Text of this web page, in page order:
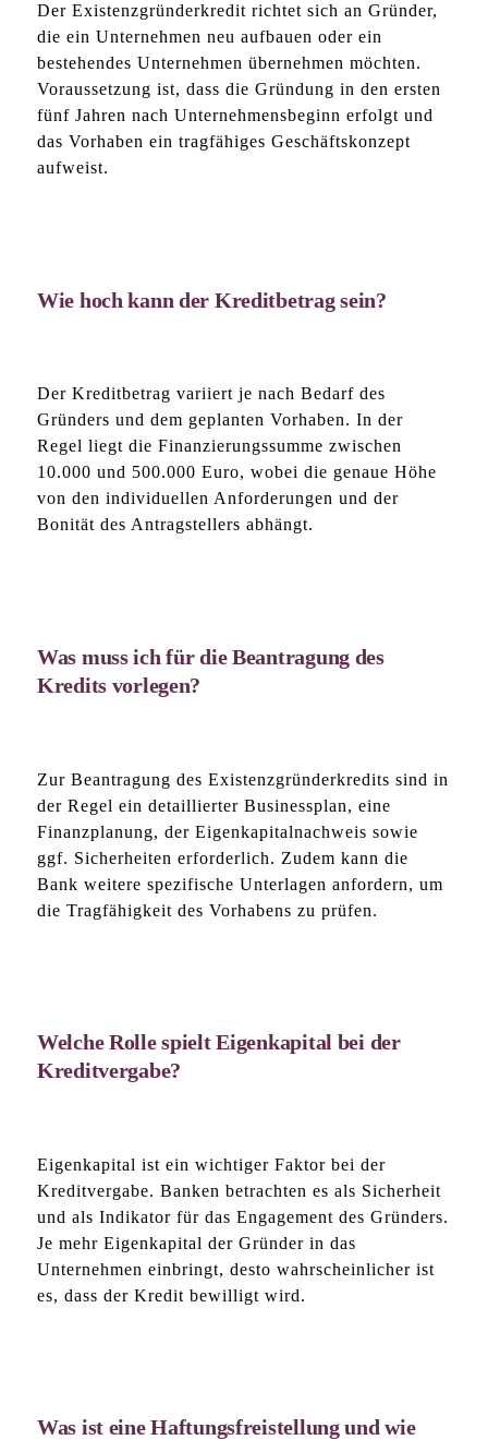
Der Existenzgründerkredit richtet sich an Gründer,
die ein Unternehmen neu aufbauen oder ein
bestehendes Unternehmen übernehmen möchten.
Voraussetzung ist, dass die Gründung in den ersten
fünf Jahren nach Unternehmensbeginn erfolgt und
das Vorhaben ein tragfähiges Geschäftskonzept
aufweist.
Wie hoch kann der Kreditbetrag sein?
Der Kreditbetrag variiert je nach Bedarf des
Gründers und dem geplanten Vorhaben. In der
Regel liegt die Finanzierungssumme zwischen
10.000 und 500.000 Euro, wobei die genaue Höhe
von den individuellen Anforderungen und der
Bonität des Antragstellers abhängt.
Was muss ich für die Beantragung des
Kredits vorlegen?
Zur Beantragung des Existenzgründerkredits sind in
der Regel ein detaillierter Businessplan, eine
Finanzplanung, der Eigenkapitalnachweis sowie
ggf. Sicherheiten erforderlich. Zudem kann die
Bank weitere spezifische Unterlagen anfordern, um
die Tragfähigkeit des Vorhabens zu prüfen.
Welche Rolle spielt Eigenkapital bei der
Kreditvergabe?
Eigenkapital ist ein wichtiger Faktor bei der
Kreditvergabe. Banken betrachten es als Sicherheit
und als Indikator für das Engagement des Gründers.
Je mehr Eigenkapital der Gründer in das
Unternehmen einbringt, desto wahrscheinlicher ist
es, dass der Kredit bewilligt wird.
Was ist eine Haftungsfreistellung und wie